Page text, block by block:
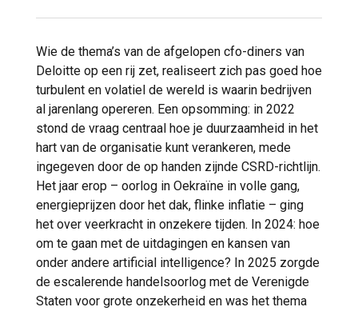
Wie de thema’s van de afgelopen cfo-diners van
Deloitte op een rij zet, realiseert zich pas goed hoe
turbulent en volatiel de wereld is waarin bedrijven
al jarenlang opereren. Een opsomming: in 2022
stond de vraag centraal hoe je duurzaamheid in het
hart van de organisatie kunt verankeren, mede
ingegeven door de op handen zijnde CSRD-richtlijn.
Het jaar erop – oorlog in Oekraïne in volle gang,
energieprijzen door het dak, flinke inflatie – ging
het over veerkracht in onzekere tijden. In 2024: hoe
om te gaan met de uitdagingen en kansen van
onder andere artificial intelligence? In 2025 zorgde
de escalerende handelsoorlog met de Verenigde
Staten voor grote onzekerheid en was het thema